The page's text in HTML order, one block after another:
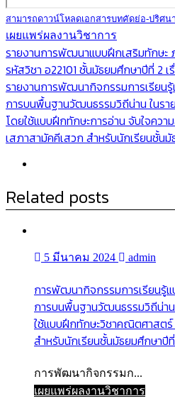
สามารถดาวน์โหลดเอกสารบทคัดย่อ-ปริศน
เผยแพร่ผลงานวิชาการ
แนะแนว
เรื่อง
รายงานการพัฒนาแบบฝึกเสริมทักษะ
รหัสวิชา อ22101 ชั้นมัธยมศึกษาปีที่ 2
รายงานการพัฒนากิจกรรมการเรียน
การบนพื้นฐานวัฒนธรรมวิถีน่าน ในร
โดยใช้แบบฝึกทักษะการอ่าน จับใจคว
เสภาสามัคคีเสวก สำหรับนักเรียนชั้น
Related posts
5 มีนาคม 2024 admin
การพัฒนากิจกรรมการเรียนรู้
การบนพื้นฐานวัฒนธรรมวิถีน่า
ใช้แบบฝึกทักษะวิชาคณิตศาสตร์
สำหรับนักเรียนชั้นมัธยมศึกษาปี
การพัฒนากิจกรรมก...
เผยแพร่ผลงานวิชาการ